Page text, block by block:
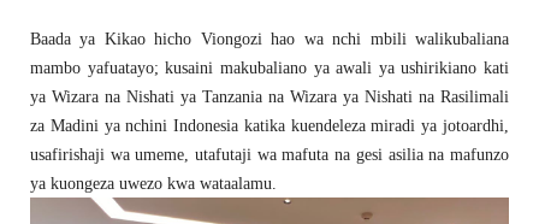
Baada ya Kikao hicho Viongozi hao wa nchi mbili walikubaliana
mambo yafuatayo; kusaini makubaliano ya awali ya ushirikiano kati
ya Wizara na Nishati ya Tanzania na Wizara ya Nishati na Rasilimali
za Madini ya nchini Indonesia katika kuendeleza miradi ya jotoardhi,
usafirishaji wa umeme, utafutaji wa mafuta na gesi asilia na mafunzo
ya kuongeza uwezo kwa wataalamu.